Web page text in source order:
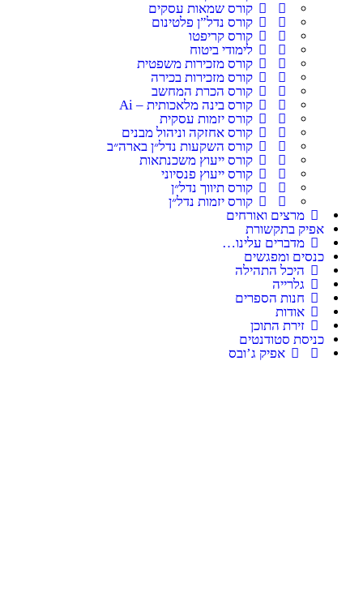
קורס שמאות עסקים
קורס נדל”ן פלטינום
קורס קריפטו
לימודי ביטוח
קורס מזכירות משפטית
קורס מזכירות בכירה
קורס הכרת המחשב
קורס בינה מלאכותית – Ai
קורס יזמות עסקית
קורס אחזקה וניהול מבנים
קורס השקעות נדל״ן בארה״ב
קורס ייעוץ משכנתאות
קורס ייעוץ פנסיוני
קורס תיווך נדל״ן
קורס יזמות נדל״ן
מרצים ואורחים
אפיק בתקשורת
מדברים עלינו…
כנסים ומפגשים
היכל התהילה
גלרייה
חנות הספרים
אודות
זירת התוכן
כניסת סטודנטים
אפיק ג’ובס